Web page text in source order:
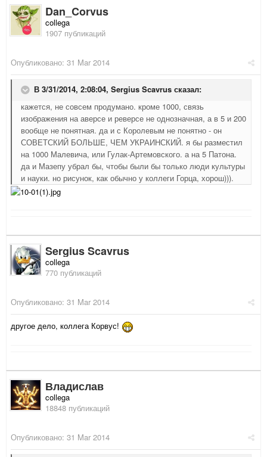
Dan_Corvus
collega
1907 публикаций
Опубликовано: 31 Mar 2014
В 3/31/2014, 2:08:04, Sergius Scavrus сказал:
кажется, не совсем продумано. кроме 1000, связь
изображения на аверсе и реверсе не однозначная, а в 5 и 200
вообще не понятная. да и с Королевым не понятно - он
СОВЕТСКИЙ БОЛЬШЕ, ЧЕМ УКРАИНСКИЙ. я бы разместил
на 1000 Малевича, или Гулак-Артемовского. а на 5 Патона.
да и Мазепу убрал бы, чтобы были бы только люди культуры
и науки. но рисунок, как обычно у коллеги Горца, хорош))).
Sergius Scavrus
collega
770 публикаций
Опубликовано: 31 Mar 2014
другое дело, коллега Корвус!
Владислав
collega
18848 публикаций
Опубликовано: 31 Mar 2014